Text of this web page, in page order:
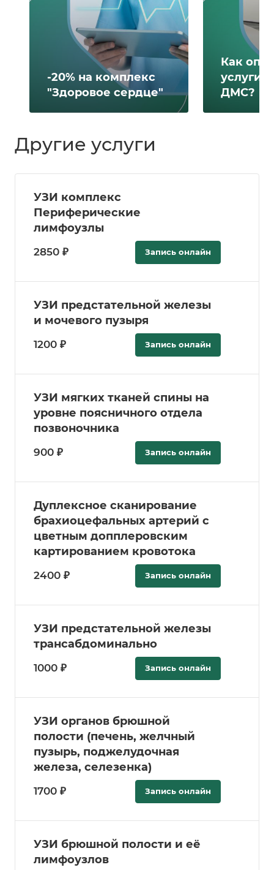
-20% на комплекс
"Здоровое сердце"
Как
услуги
ДМС?
Другие услуги
УЗИ комплекс
Периферические
лимфоузлы
2850 ₽ Запись онлайн
УЗИ предстательной железы
и мочевого пузыря
1200 ₽ Запись онлайн
УЗИ мягких тканей спины на
уровне поясничного отдела
позвоночника
900 ₽ Запись онлайн
Дуплексное сканирование
брахиоцефальных артерий с
цветным допплеровским
картированием кровотока
2400 ₽ Запись онлайн
УЗИ предстательной железы
трансабдоминально
1000 ₽ Запись онлайн
УЗИ органов брюшной
полости (печень, желчный
пузырь, поджелудочная
железа, селезенка)
1700 ₽ Запись онлайн
УЗИ брюшной полости и её
лимфоузлов